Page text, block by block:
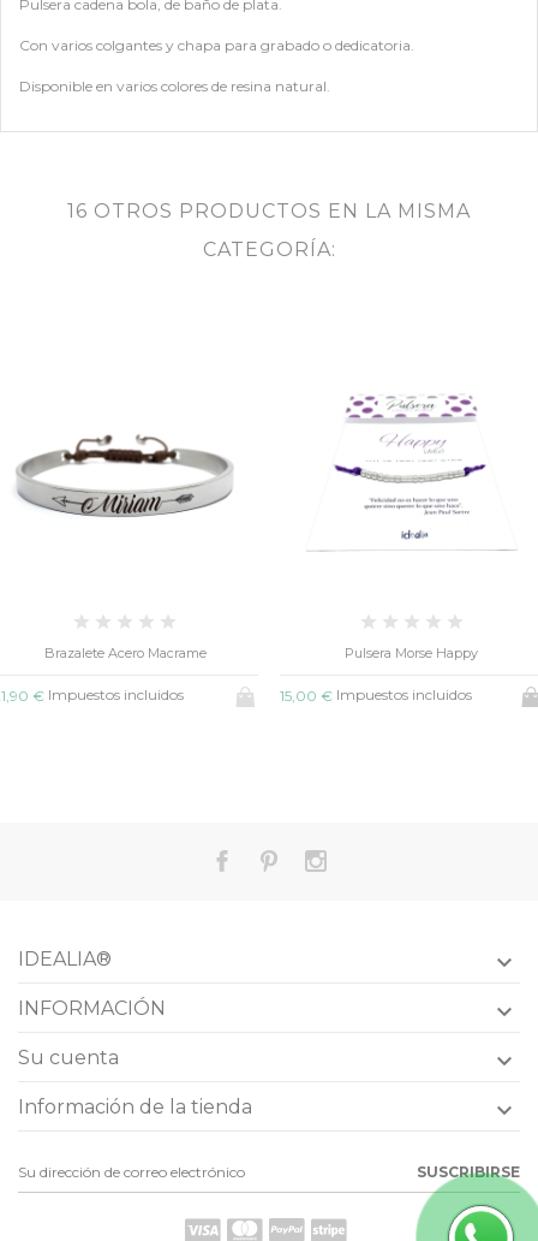
Pulsera cadena bola, de baño de plata.
Con varios colgantes y chapa para grabado o dedicatoria.
Disponible en varios colores de resina natural.
16 OTROS PRODUCTOS EN LA MISMA
CATEGORÍA:
Brazalete Acero Macrame
€Impuestos incluidos
Pulsera Morse Happy
15,00 €Impuestos incluidos
IDEALIA® 
INFORMACIÓN 
Su cuenta 
Información de la tienda 
SUSCRIBIRSE